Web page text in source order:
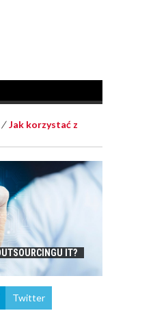
/Jak korzystać z
IT?
Twitter